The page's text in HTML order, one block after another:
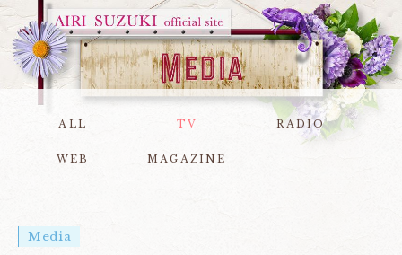
ALL TV RADIO
WEB MAGAZINE
Media